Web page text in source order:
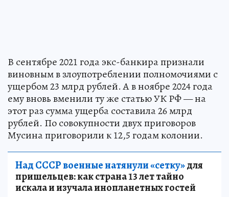
В сентябре 2021 года экс-банкира признали
виновным в злоупотреблении полномочиями с
ущербом 23 млрд рублей. А в ноябре 2024 года
ему вновь вменили ту же статью УК РФ — на
этот раз сумма ущерба составила 26 млрд
рублей. По совокупности двух приговоров
Мусина приговорили к 12,5 годам колонии.
Над СССР военные натянули «сетку»для
пришельцев: как страна 13 лет тайно
искала и изучала инопланетных гостей